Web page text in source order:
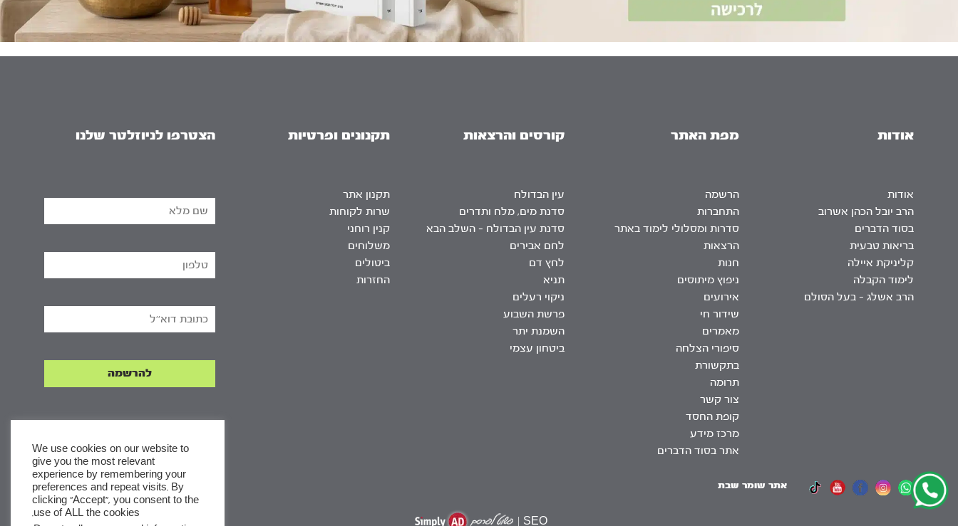
אודות
אודות
הרב יובל הכהן אשרוב
בסוד הדברים
בריאות טבעית
קליניקת איילה
לימוד הקבלה
הרב אשלג – בעל הסולם
מפת האתר
הרשמה
התחברות
סדרות ומסלולי לימוד באתר
הרצאות
חנות
ניפוץ מיתוסים
אירועים
שידור חי
מאמרים
סיפורי הצלחה
בתקשורת
תרומה
צור קשר
קופת החסד
מרכז מידע
אתר בסוד הדברים
קורסים והרצאות
עין הבדולח
סדנת מים, מלח ותדרים
סדנת עין הבדולח – השלב הבא
לחם אבירים
לחץ דם
תניא
ניקוי רעלים
פרשת השבוע
השמנת יתר
ביטחון עצמי
תקנונים ופרטיות
תקנון אתר
שרות לקוחות
קנין רוחני
משלוחים
ביטולים
החזרות
הצטרפו לניוזלטר שלנו
אתר שומר שבת
SEO
We use cookies on our website to
give you the most relevant
experience by remembering your
preferences and repeat visits. By
clicking “Accept”, you consent to the
use of ALL the cookies.
x
לסדרות
ומסלולי לימוד באתר